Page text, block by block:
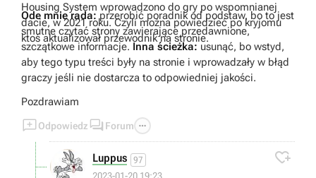
Housing System wprowadzono do gry po wspomnianej
dacie, w 2021 roku. Czyli można powiedzieć po kryjomu
ktoś aktualizował przewodnik na stronie.
Ode mnie rada: przerobić poradnik od podstaw, bo to jest
smutne czytać strony zawierające przedawnione,
szczątkowe informacje. Inna ścieżka: usunąć, bo wstyd,
aby tego typu treści były na stronie i wprowadzały w błąd
graczy jeśli nie dostarcza to odpowiedniej jakości.
Pozdrawiam
Odpowiedz  Forum 
Luppus 97 